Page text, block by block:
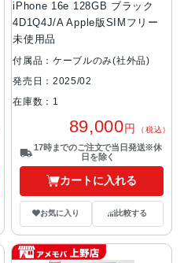
iPhone 16e 128GB ブラック
4D1Q4J/A Apple版SIMフリー
未使用品
付属品：ケーブルのみ(社外品)
発売日：2025/02
在庫数：1
89,000円 （税込）
17時までのご注文で当日発送※休
日を除く
カートに入れる
お気に入り 比較する